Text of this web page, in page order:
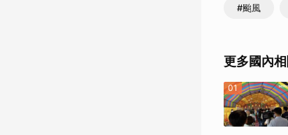
#颱風
更多國內
01